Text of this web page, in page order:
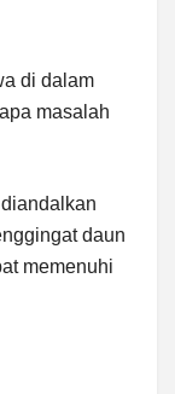
di dalam
masalah
daun
memenuhi